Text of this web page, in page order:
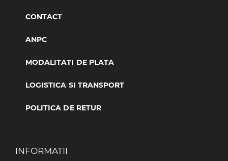
CONTACT
ANPC
MODALITATI DE PLATA
LOGISTICA SI TRANSPORT
POLITICA DE RETUR
INFORMATII